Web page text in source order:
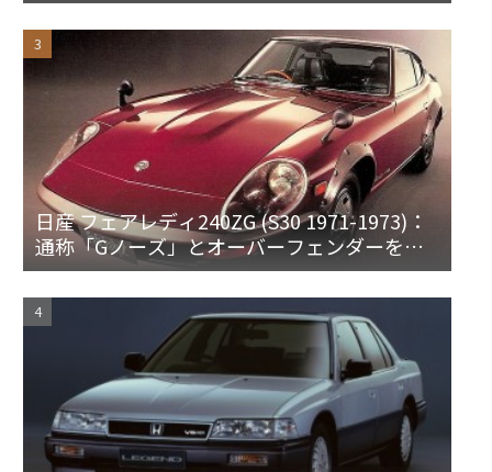
日産 フェアレディ240ZG (S30 1971-1973)：
通称「Gノーズ」とオーバーフェンダーを装
備した特別なZ